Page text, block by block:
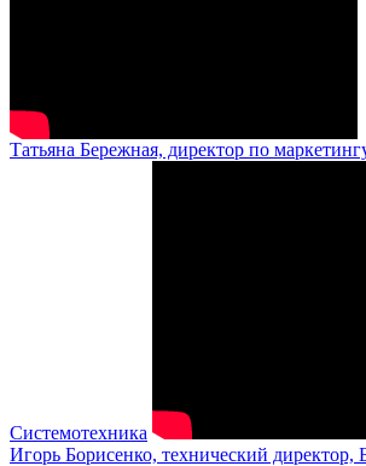
Татьяна Бережная, директор по
Системотехника
Игорь Борисенко, технический